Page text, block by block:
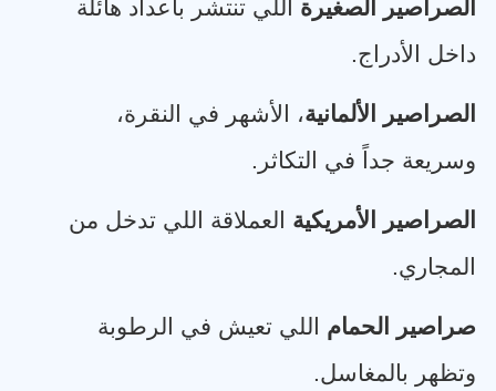
الصراصير الصغيرة اللي تنتشر بأعداد هائلة
داخل الأدراج.
الصراصير الألمانية، الأشهر في النقرة،
وسريعة جداً في التكاثر .
الصراصير الأمريكية العملاقة اللي تدخل من
المجاري.
صراصير الحمام اللي تعيش في الرطوبة
وتظهر بالمغاسل.